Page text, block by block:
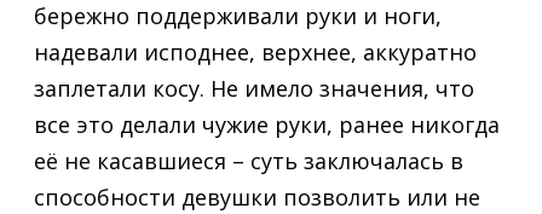
бережно поддерживали руки и ноги,
надевали исподнее, верхнее, аккуратно
заплетали косу. Не имело значения, что
все это делали чужие руки, ранее никогда
её не касавшиеся – суть заключалась в
способности девушки позволить или не